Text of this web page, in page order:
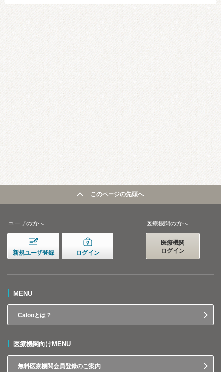
このページの先頭へ
ユーザの方へ
新規ユーザ登録 ログイン
医療機関の方へ
医療機関
ログイン
MENU
Calooとは？
医療機関向けMENU
無料医療機関会員登録のご案内